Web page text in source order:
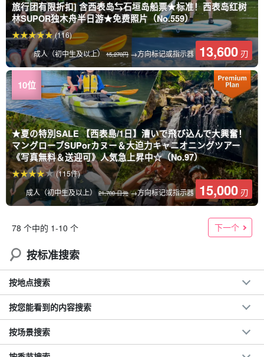
旅行团有限折扣] 含西表岛⇆石垣岛船票★标准！西表岛红树
林SUPOR独木舟半日游★免费照片（No.559）
成人（初中生及以上）15,270円→方向标记或指示器 13,600 刃
(116)
★夏の特別SALE 【西表島/1日】漕いで飛び込んで大興奮！
マングローブSUPorカヌー＆大迫力キャニオニングツアー
《写真無料＆送迎可》人気急上昇中☆（No.97）
成人（初中生及以上）21,700 日元→方向标记或指示器 15,000 刃
(115件)
78 个中的 1-10 个 下一个
按标准搜索
按地点搜索
按您能看到的内容搜索
按场景搜索